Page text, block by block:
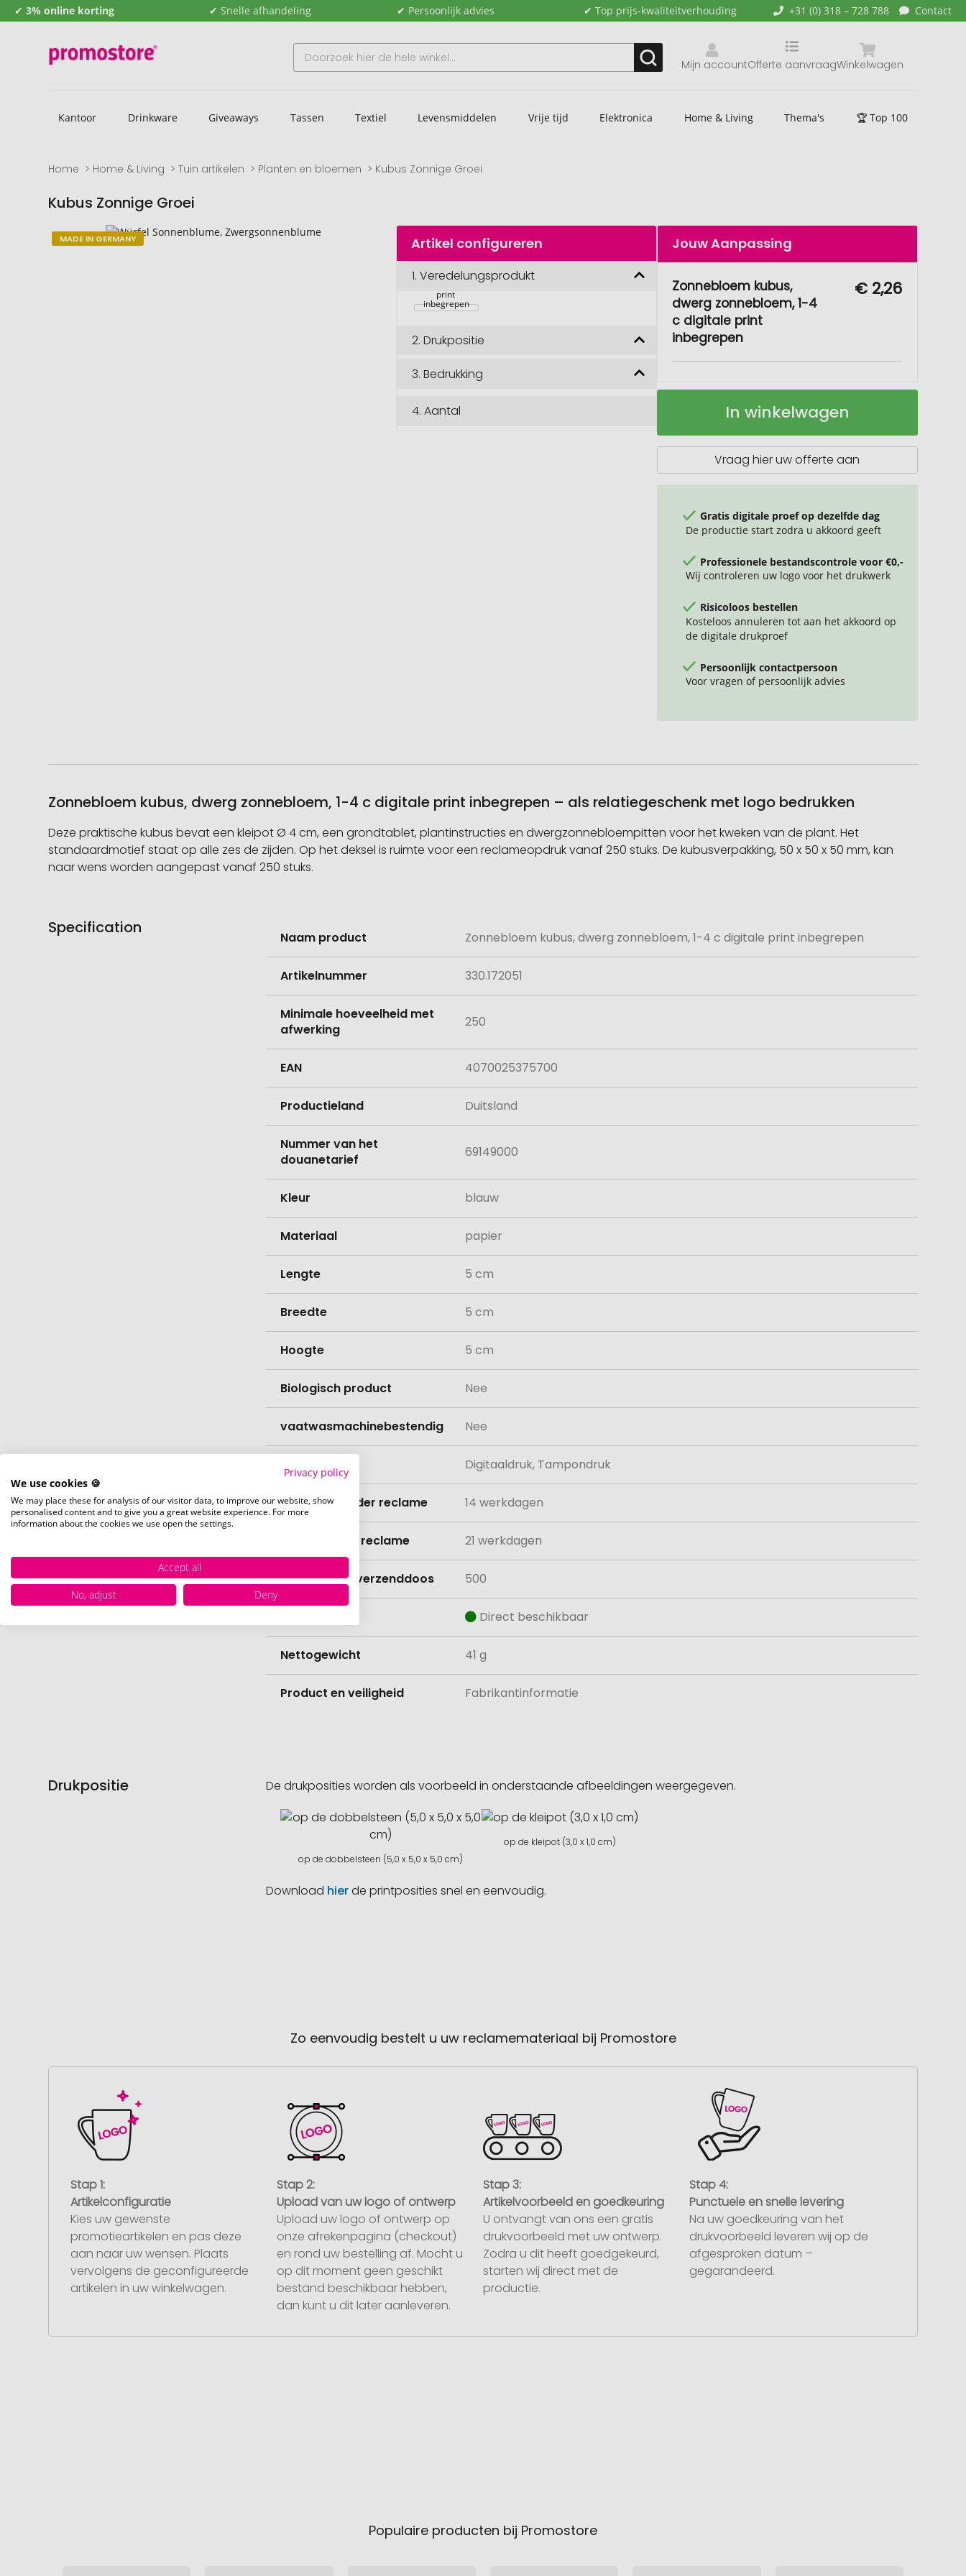
✔ 3% online korting ✔ Snelle afhandeling ✔ Persoonlijk advies ✔ Top prijs-kwaliteitverhouding +31 (0) 318 – 728 788 Contact
Mijn account Winkelwagen
Offerte aanvraag
Kantoor Drinkware Giveaways Tassen Textiel Levensmiddelen Vrije tijd Elektronica Home & Living Thema's 🏆 Top 100
Home Home & Living Tuin artikelen Planten en bloemen Kubus Zonnige Groei
Kubus Zonnige Groei
Naar
het
Naar
het
MADE IN GERMANY Artikel configureren
1.Veredelungsprodukt
zonnebloem, 1-
print
inbegrepen
2.Drukpositie
3.Bedrukking
4.Aantal
Jouw Aanpassing
Zonnebloem kubus,
dwerg zonnebloem, 1-4
c digitale print
inbegrepen
€ 2,26
Kubus
Op
In winkelwagen
Vraag hier uw offerte aan
Gratis digitale proef op dezelfde dag
De productie start zodra u akkoord geeft
Professionele bestandscontrole voor €0,-
Wij controleren uw logo voor het drukwerk
Risicoloos bestellen
Kosteloos annuleren tot aan het akkoord op
de digitale drukproef
Persoonlijk contactpersoon
Voor vragen of persoonlijk advies
Zonnebloem kubus, dwerg zonnebloem, 1-4 c digitale print inbegrepen – als relatiegeschenk met logo bedrukken
Deze praktische kubus bevat een kleipot Ø 4 cm, een grondtablet, plantinstructies en dwergzonnebloempitten voor het kweken van de plant. Het
standaardmotief staat op alle zes de zijden. Op het deksel is ruimte voor een reclameopdruk vanaf 250 stuks. De kubusverpakking, 50 x 50 x 50 mm, kan
naar wens worden aangepast vanaf 250 stuks.
Specification
informatie
Naam product Zonnebloem kubus, dwerg zonnebloem, 1-4 c digitale print inbegrepen
Artikelnummer 330.172051
Minimale hoeveelheid met
afwerking
250
EAN 4070025375700
Productieland Duitsland
Nummer van het
douanetarief
69149000
Kleur blauw
Materiaal papier
Lengte 5 cm
Breedte 5 cm
Hoogte 5 cm
Biologisch product Nee
vaatwasmachinebestendig Nee
Verfijning Digitaaldruk, Tampondruk
Levertijd zonder reclame 14 werkdagen
Levertijd met reclame 21 werkdagen
Hoeveelheid verzenddoos 500
Direct beschikbaar
Nettogewicht 41 g
Product en veiligheid Fabrikantinformatie
Drukpositie De drukposities worden als voorbeeld in onderstaande afbeeldingen weergegeven.
op de dobbelsteen (5,0 x 5,0 x 5,0 cm)
op de kleipot (3,0 x 1,0 cm)
Download hierde printposities snel en eenvoudig.
Zo eenvoudig bestelt u uw reclamemateriaal bij Promostore
Stap 1:
Artikelconfiguratie
Kies uw gewenste
promotieartikelen en pas deze
aan naar uw wensen. Plaats
vervolgens de geconfigureerde
artikelen in uw winkelwagen.
Stap 2:
Upload van uw logo of ontwerp
Upload uw logo of ontwerp op
onze afrekenpagina (checkout)
en rond uw bestelling af. Mocht u
op dit moment geen geschikt
bestand beschikbaar hebben,
dan kunt u dit later aanleveren.
Stap 3:
Artikelvoorbeeld en goedkeuring
U ontvangt van ons een gratis
drukvoorbeeld met uw ontwerp.
Zodra u dit heeft goedgekeurd,
starten wij direct met de
productie.
Stap 4:
Punctuele en snelle levering
Na uw goedkeuring van het
drukvoorbeeld leveren wij op de
afgesproken datum –
gegarandeerd.
Populaire producten bij Promostore
Privacy policy
We use cookies 🍪
We may place these for analysis of our visitor data, to improve our website, show
personalised content and to give you a great website experience. For more
information about the cookies we use open the settings.
Accept all
No, adjust
Deny